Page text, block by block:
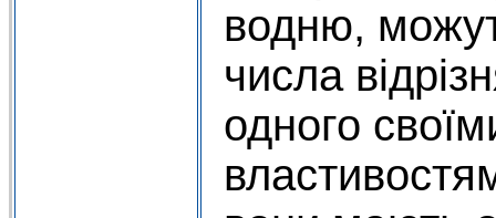
водню,
числа
одного